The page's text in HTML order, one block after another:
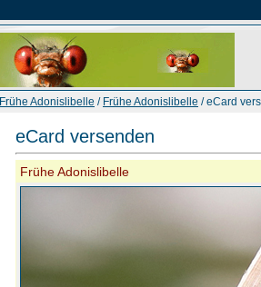
Frühe Adonislibelle / Frühe Adonislibelle / eCard
eCard versenden
Frühe Adonislibelle